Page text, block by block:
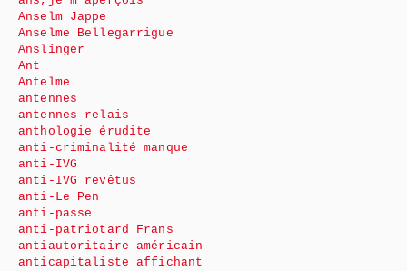
Anselm Jappe
Anselme Bellegarrigue
Anslinger
Ant
Antelme
antennes
antennes relais
anthologie érudite
anti-criminalité manque
anti-IVG
anti-IVG revêtus
anti-Le Pen
anti-passe
anti-patriotard Frans
antiautoritaire américain
anticapitaliste affichant